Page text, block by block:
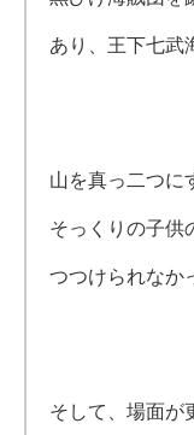
あり、王下七武
山を真っ二つに
そっくりの子供
つつけられなか
そして、場面が